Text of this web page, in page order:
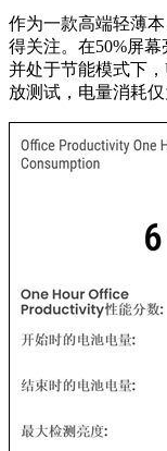
作为一款高端轻薄本
得关注。在50%屏幕
并处于节能模式下
放测试，电量消耗仅